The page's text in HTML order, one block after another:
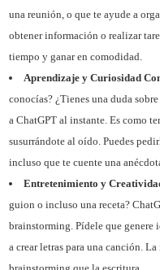
una reunión, o que te ayude a
obtener información o realizar
tiempo y ganar en comodidad.
Aprendizaje y Curiosidad
conocías? ¿Tienes una duda
a ChatGPT al instante. Es como
susurrándote al oído. Puedes
incluso que te cuente una
Entretenimiento y
guion o incluso una receta?
brainstorming. Pídele que genere
a crear letras para una canción.
brainstorming que la escritura.